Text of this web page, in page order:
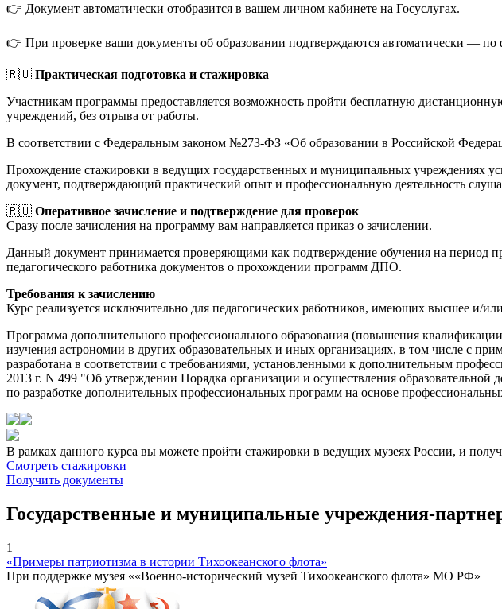
👉 Документ автоматически отобразится в вашем личном кабинете на Госуслугах.
👉 При проверке ваши документы об образовании подтверждаются автоматически — по
🇷🇺 Практическая подготовка и стажировка
Участникам программы предоставляется возможность пройти бесплатную
учреждений, без отрыва от работы.
В соответствии с Федеральным законом №273-ФЗ «Об образовании в Российской
Прохождение стажировки в ведущих государственных и муниципальных учреждениях
документ, подтверждающий практический опыт и профессиональную деятельность
🇷🇺 Оперативное зачисление и подтверждение для проверок
Сразу после зачисления на программу вам направляется приказ о зачислении.
Данный документ принимается проверяющими как подтверждение обучения на период
педагогического работника документов о прохождении программ ДПО.
Требования к зачислению
Курс реализуется исключительно для педагогических работников, имеющих высшее и/
Программа дополнительного профессионального образования (повышения
изучения астрономии в других образовательных и иных организациях, в том числе
разработана в соответствии с требованиями, установленными к дополнительным
2013 г. N 499 "Об утверждении Порядка организации и осуществления
по разработке дополнительных профессиональных программ на основе
В рамках данного курса вы можете пройти стажировки в ведущих музеях России, и
Смотреть стажировки
Получить документы
Государственные и муниципальные учреждения-
1
«Примеры патриотизма в истории Тихоокеанского флота»
При поддержке музея ««Военно-исторический музей Тихоокеанского флота» МО РФ»